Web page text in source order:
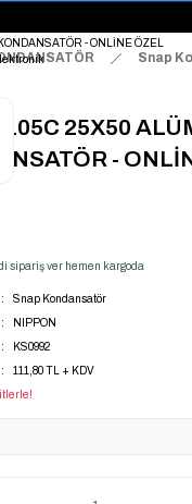
Verilen Siparişlerde Aynı
Çeşitliliği ile Stoktan
Perakende Satış Avantajını
Snap
25X50
-
sipariş ver hemen kargoda
Snap Kondansatör
NIPPON
KS0992
111,80 TL + KDV